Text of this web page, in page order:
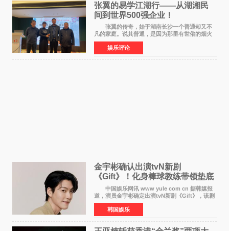
张翼的易学江湖行——从湖湘民
间到世界500强企业！
张翼的传奇，始于湖南长沙一个普通却又不
凡的家庭。说其普通，是因为那里有世俗的烟火
气；说其不凡，是因为家中有一位洞悉天地玄机
的长者——他的爷爷。作为当地的风水师，爷爷
是张翼走进易学
娱乐评论
金宇彬确认出演tvN新剧
《Gift》！化身棒球教练带领垫底
球队逆袭
中国娱乐网讯 www yule com cn 据韩媒报
道，演员金宇彬确定出演tvN新剧《Gift》，该剧
预计将于下半年播出，引发观众高度期待。
本剧改编自同名网络漫画，讲述一位经历意外事
故后获得特殊
韩国娱乐